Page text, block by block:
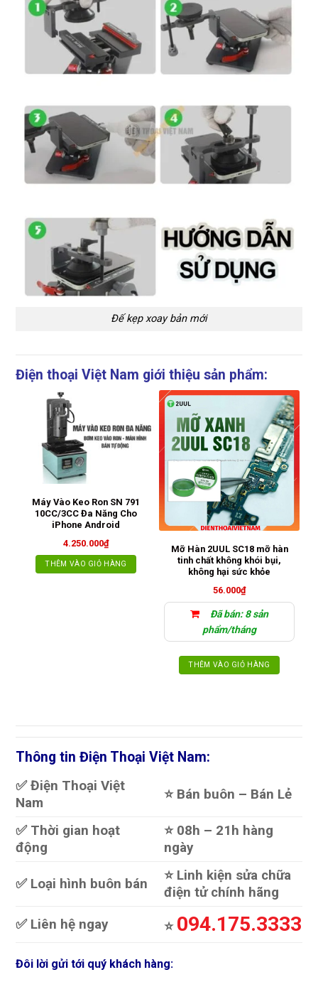
Đế kẹp xoay bản mới
Điện thoại Việt Nam giới thiệu sản phẩm:
Máy Vào Keo Ron SN 791
10CC/3CC Đa Năng Cho
iPhone Android
4.250.000₫
THÊM VÀO GIỎ HÀNG
Mỡ Hàn 2UUL SC18 mỡ hàn
tinh chất không khói bụi,
không hại sức khỏe
56.000₫
Đã bán: 8 sản
phẩm/tháng
THÊM VÀO GIỎ HÀNG
Thông tin Điện Thoại Việt Nam:
✅ Điện Thoại Việt
Nam
⭐️ Bán buôn – Bán Lẻ
✅ Thời gian hoạt
động
⭐️ 08h – 21h hàng
ngày
✅ Loại hình buôn bán
⭐️ Linh kiện sửa chữa
điện tử chính hãng
✅ Liên hệ ngay
⭐️ 094.175.3333
Đôi lời gửi tới quý khách hàng: